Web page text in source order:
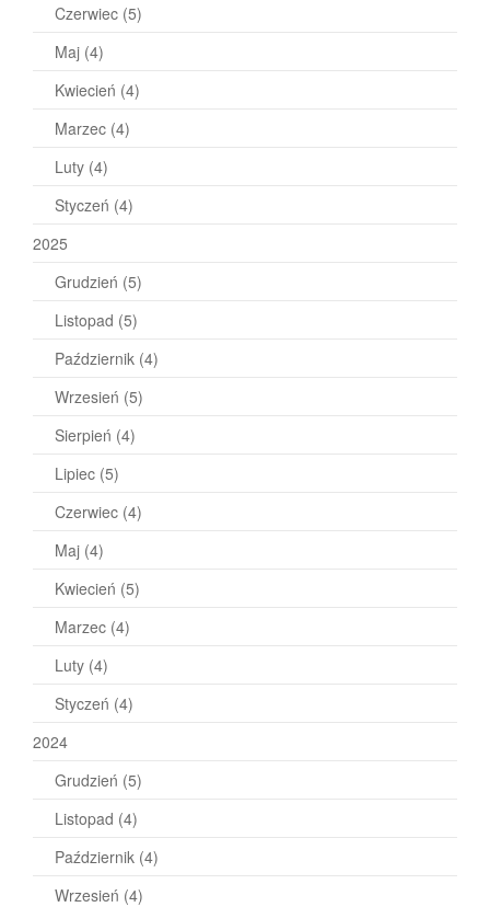
Czerwiec (5)
Maj (4)
Kwiecień (4)
Marzec (4)
Luty (4)
Styczeń (4)
2025
Grudzień (5)
Listopad (5)
Październik (4)
Wrzesień (5)
Sierpień (4)
Lipiec (5)
Czerwiec (4)
Maj (4)
Kwiecień (5)
Marzec (4)
Luty (4)
Styczeń (4)
2024
Grudzień (5)
Listopad (4)
Październik (4)
Wrzesień (4)